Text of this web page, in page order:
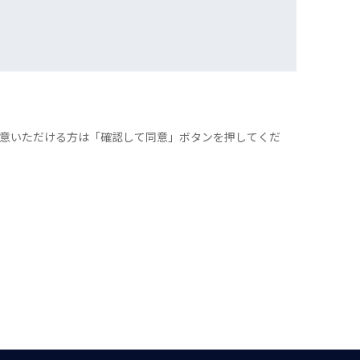
いただける方は「確認して同意」ボタンを押してくだ